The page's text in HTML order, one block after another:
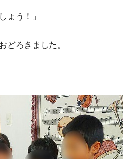
ょう！」
どろきました。